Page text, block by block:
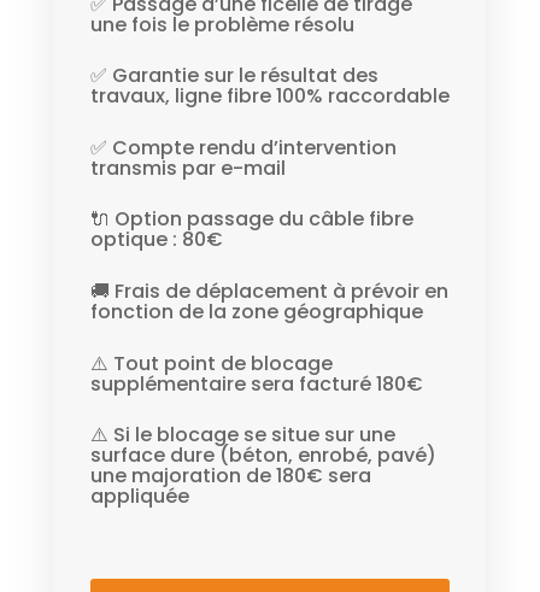
une fois le problème résolu
✅ Garantie sur le résultat des
travaux, ligne fibre 100% raccordable
✅ Compte rendu d’intervention
transmis par e-mail
🔌 Option passage du câble fibre
optique : 80€
🚚 Frais de déplacement à prévoir en
fonction de la zone géographique
⚠️ Tout point de blocage
supplémentaire sera facturé 180€
⚠️ Si le blocage se situe sur une
surface dure (béton, enrobé, pavé)
une majoration de 180€ sera
appliquée